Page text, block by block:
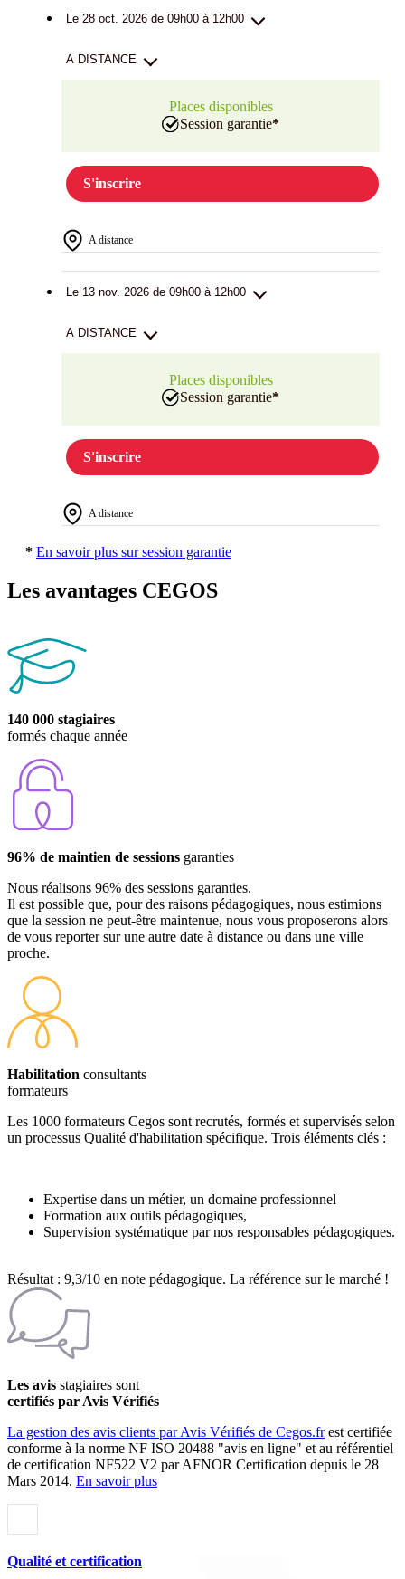
Le 28 oct. 2026 de 09h00 à 12h00
A DISTANCE
Places disponibles
Session garantie*
S'inscrire
A distance
Le 13 nov. 2026 de 09h00 à 12h00
A DISTANCE
Places disponibles
Session garantie*
S'inscrire
A distance
* En savoir plus sur session garantie
Les avantages CEGOS
140 000 stagiaires
formés chaque année
96% de maintien de sessions garanties
Nous réalisons 96% des sessions garanties.
Il est possible que, pour des raisons pédagogiques, nous estimions
que la session ne peut-être maintenue, nous vous proposerons alors
de vous reporter sur une autre date à distance ou dans une ville
proche.
Habilitation consultants
formateurs
Les 1000 formateurs Cegos sont recrutés, formés et supervisés selon
un processus Qualité d'habilitation spécifique. Trois éléments clés :
Expertise dans un métier, un domaine professionnel
Formation aux outils pédagogiques,
Supervision systématique par nos responsables pédagogiques.
Résultat : 9,3/10 en note pédagogique. La référence sur le marché !
Les avis stagiaires sont
certifiés par Avis Vérifiés
La gestion des avis clients par Avis Vérifiés de Cegos.frest certifiée
conforme à la norme NF ISO 20488 "avis en ligne" et au référentiel
de certification NF522 V2 par AFNOR Certification depuis le 28
Mars 2014. En savoir plus
Qualité et certification